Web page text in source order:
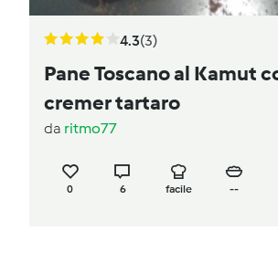
4.3(3)
Pane Toscano al Kamut
cremer tartaro
da ritmo77
0 6 facile --